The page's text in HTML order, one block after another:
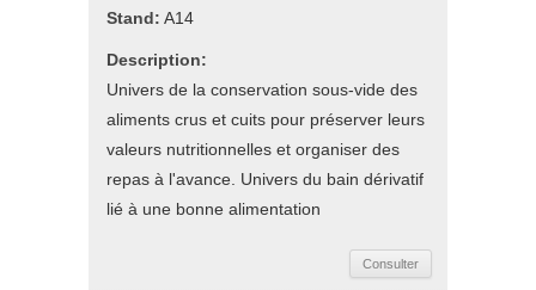
Stand: A14
Description:
Univers de la conservation sous-vide des
aliments crus et cuits pour préserver leurs
valeurs nutritionnelles et organiser des
repas à l'avance. Univers du bain dérivatif
lié à une bonne alimentation
Consulter